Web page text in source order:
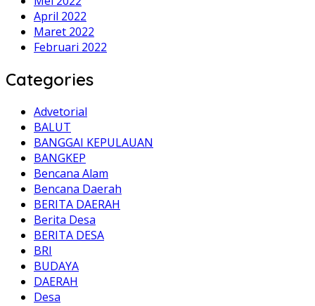
April 2022
Maret 2022
Februari 2022
Categories
Advetorial
BALUT
BANGGAI KEPULAUAN
BANGKEP
Bencana Alam
Bencana Daerah
BERITA DAERAH
Berita Desa
BERITA DESA
BRI
BUDAYA
DAERAH
Desa